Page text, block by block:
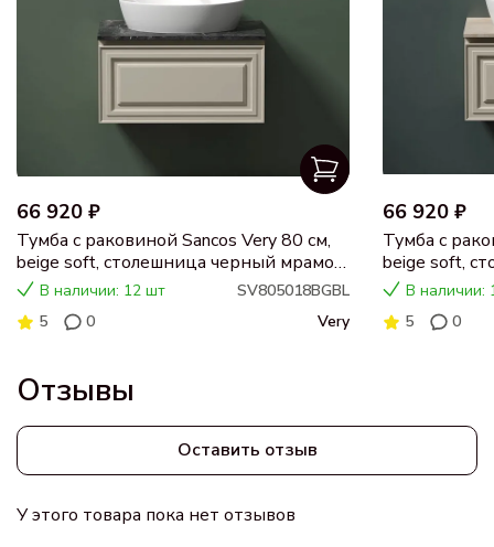
66 920 ₽
Тумба с раковиной Sancos Very 80 см,
beige soft, столешница черный мрамор,
раковина CN5018
В наличии: 12 шт
SV805018BGBL
5
0 Very
66 920 ₽
Тумба с
beige soft,
раковина
В наличии:
5
0
Отзывы
Оставить отзыв
У этого товара пока нет отзывов